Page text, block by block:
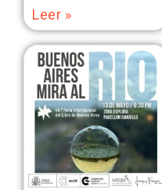
Leer »